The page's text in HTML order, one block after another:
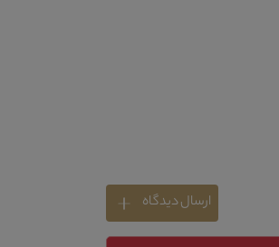
ارسال دیدگاه